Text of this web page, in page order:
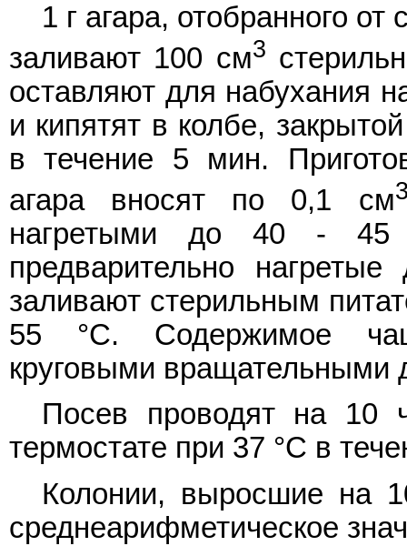
1 г агара, отобранного
заливают 100 см3
оставляют для набухания
и кипятят в колбе,
в течение 5 мин.
агара вносят по 0,1 см
нагретыми до 40 - 45
предварительно
заливают стерильным
55 °C. Содержимое
круговыми вращательными
Посев проводят на 10
термостате при 37 °C в
Колонии, выросшие на
среднеарифметическое